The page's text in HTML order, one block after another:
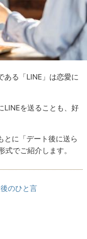
ある「LINE」は恋愛に
LINEを送ることも、好
とに「デート後に送ら
でご紹介します。
のひと言